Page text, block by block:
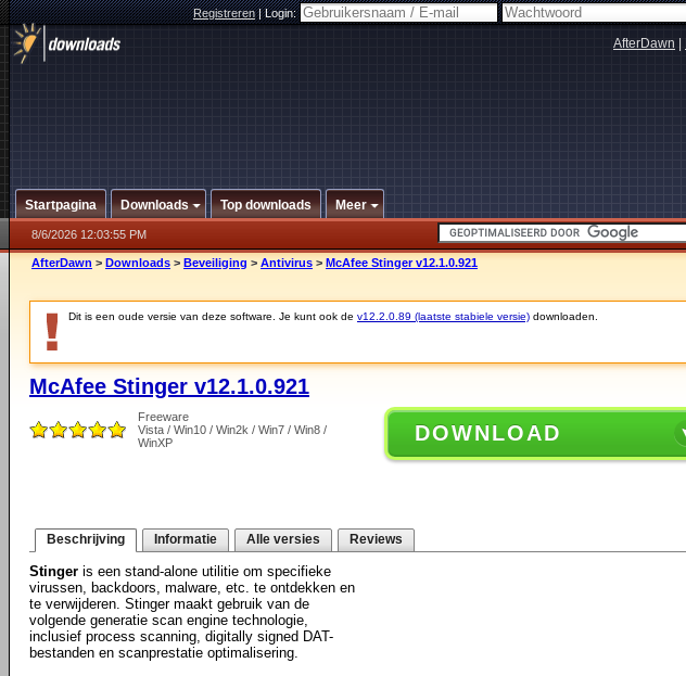
Registreren|Login:
AfterDawn
Startpagina Downloads Top downloads Meer
8/6/2026 12:03:55 PM
AfterDawn > Downloads > Beveiliging > Antivirus > McAfee Stinger v12.1.0.921
Dit is een oude versie van deze software. Je kunt ook de v12.2.0.89 (laatste stabiele versie) downloaden.
McAfee Stinger v12.1.0.921
Freeware
Vista / Win10 / Win2k / Win7 / Win8 /
WinXP
DOWNLOAD
Beschrijving Informatie Alle versies Reviews
Stinger is een stand-alone utilitie om specifieke
virussen, backdoors, malware, etc. te ontdekken en
te verwijderen. Stinger maakt gebruik van de
volgende generatie scan engine technologie,
inclusief process scanning, digitally signed DAT-
bestanden en scanprestatie optimalisering.